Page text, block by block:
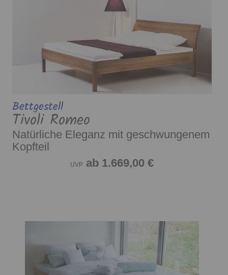
Bettgestell
Tivoli Romeo
Natürliche Eleganz mit geschwungenem
Kopfteil
UVP ab 1.669,00 €